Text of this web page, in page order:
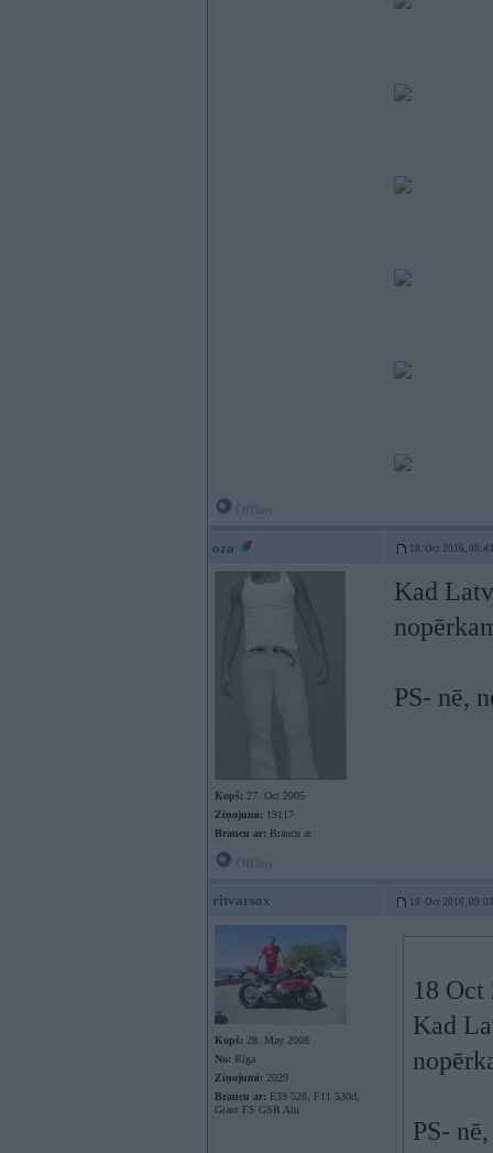
ozo 18. Oct 2016, 08:43
Kopš: 27. Oct 2005
Ziņojumi: 19117
Braucu ar: Braucu ar
Kad
PS- nē,
ritvarsox 18. Oct 2016, 09:03
Kopš: 28. May 2008
No: Rīga
Ziņojumi: 2029
Braucu ar: E39 528, F11 530d,
Giant FS GSR Alu
18
Kad
PS-